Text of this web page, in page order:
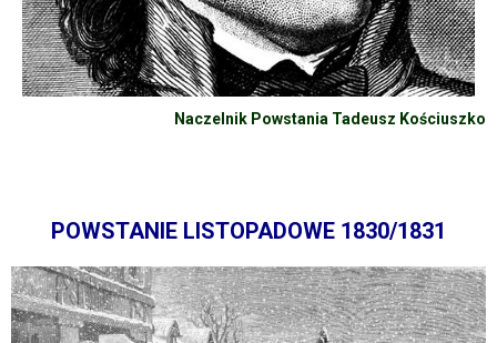
Naczelnik Powstania Tadeusz Kościuszko
POWSTANIE LISTOPADOWE 1830/1831